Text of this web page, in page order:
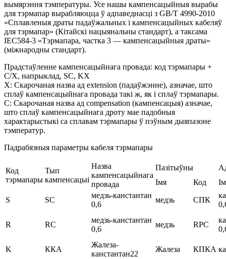
вымярэння тэмпературы. Усе нашы кампенсацыйныя вырабы
для тэрмапар вырабляюцца ў адпаведнасці з GB/T 4990-2010
«Сплавленыя драты падаўжальных і кампенсацыйных кабеляў
для тэрмапар» (Кітайскі нацыянальны стандарт), а таксама
IEC584-3 «Тэрмапара, частка 3 — кампенсацыйныя драты»
(міжнародны стандарт).
Прадстаўленне кампенсацыйнага провада: код тэрмапары +
C/X, напрыклад, SC, KX
X: Скарочаная назва ад extension (падаўжэнне), азначае, што
сплаў кампенсацыйнага провада такі ж, як і сплаў тэрмапары.
C: Скарочаная назва ад compensation (кампенсацыя) азначае,
што сплаў кампенсацыйнага дроту мае падобныя
характарыстыкі са сплавам тэрмапары ў пэўным дыяпазоне
тэмператур.
Падрабязныя параметры кабеля тэрмапары
Код
тэрмапары
Тып
кампенсацыі
Назва
кампенсацыйнага
провада
Пазітыўны
Імя
Код
S SC
медзь-канстантан
0,6
медзь СПК
R RC
медзь-канстантан
0,6
медзь RPC
K ККА
Жалеза-
канстантан22
Жалеза КПКА